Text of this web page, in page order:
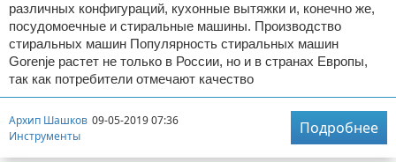
различных конфигураций, кухонные вытяжки и, конечно же,
посудомоечные и стиральные машины. Производство
стиральных машин Популярность стиральных машин
Gorenje растет не только в России, но и в странах Европы,
так как потребители отмечают качество
Архип Шашков 09-05-2019 07:36
Инструменты
Подробнее